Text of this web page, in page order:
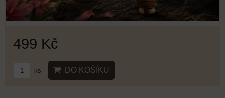
499 Kč
ks DO KOŠÍKU